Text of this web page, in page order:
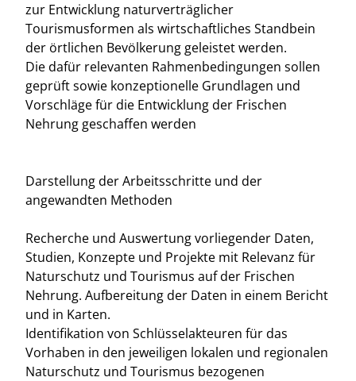
zur Entwicklung naturverträglicher
Tourismusformen als wirtschaftliches Standbein
der örtlichen Bevölkerung geleistet werden.
Die dafür relevanten Rahmenbedingungen sollen
geprüft sowie konzeptionelle Grundlagen und
Vorschläge für die Entwicklung der Frischen
Nehrung geschaffen werden
Darstellung der Arbeitsschritte und der
angewandten Methoden
Recherche und Auswertung vorliegender Daten,
Studien, Konzepte und Projekte mit Relevanz für
Naturschutz und Tourismus auf der Frischen
Nehrung. Aufbereitung der Daten in einem Bericht
und in Karten.
Identifikation von Schlüsselakteuren für das
Vorhaben in den jeweiligen lokalen und regionalen
Naturschutz und Tourismus bezogenen